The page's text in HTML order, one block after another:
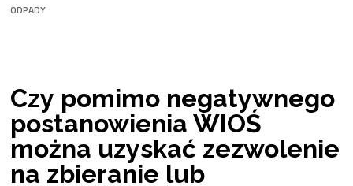
ODPADY
Czy pomimo negatywnego
postanowienia WIOŚ
można uzyskać zezwolenie
na zbieranie lub